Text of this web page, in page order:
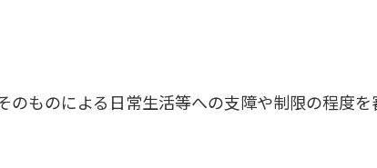
ものによる日常生活等への支障や制限の程度